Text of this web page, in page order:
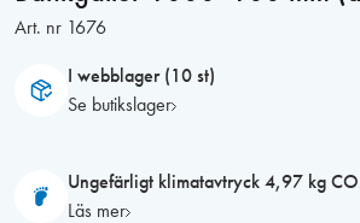
Art. nr 1676
I webblager (10 st)
Se butikslager
Ungefärligt klimatavtryck 4,97 kg
Läs mer